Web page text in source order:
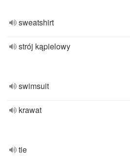
sweatshirt
strój kąpielowy
swimsuit
krawat
tie